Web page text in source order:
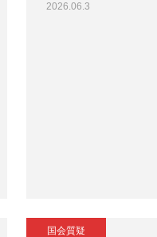
2026.06.3
国会質疑